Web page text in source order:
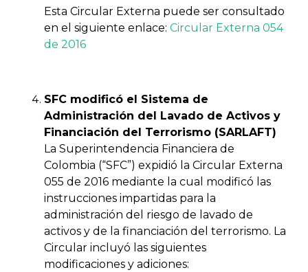
Esta Circular Externa puede ser consultado
en el siguiente enlace: Circular Externa 054
de 2016
SFC modificó el Sistema de
Administración del Lavado de Activos y
Financiación del Terrorismo (SARLAFT)
La Superintendencia Financiera de
Colombia (“SFC”) expidió la Circular Externa
055 de 2016 mediante la cual modificó las
instrucciones impartidas para la
administración del riesgo de lavado de
activos y de la financiación del terrorismo. La
Circular incluyó las siguientes
modificaciones y adiciones: